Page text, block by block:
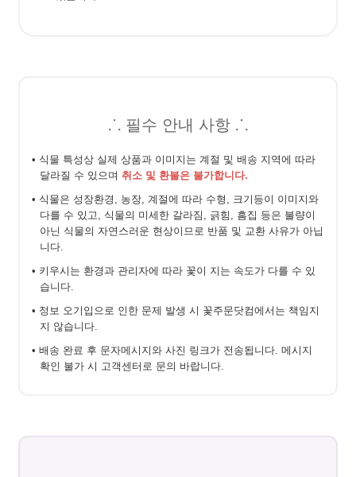
⸫ 필수 안내 사항 ⸫
• 식물 특성상 실제 상품과 이미지는 계절 및 배송 지역에 따라
달라질 수 있으며 취소 및 환불은 불가합니다.
• 식물은 성장환경, 농장, 계절에 따라 수형, 크기등이 이미지와
다를 수 있고, 식물의 미세한 갈라짐, 긁힘, 흠집 등은 불량이
아닌 식물의 자연스러운 현상이므로 반품 및 교환 사유가 아닙
니다.
• 키우시는 환경과 관리자에 따라 꽃이 지는 속도가 다를 수 있
습니다.
• 정보 오기입으로 인한 문제 발생 시 꽃주문닷컴에서는 책임지
지 않습니다.
• 배송 완료 후 문자메시지와 사진 링크가 전송됩니다. 메시지
확인 불가 시 고객센터로 문의 바랍니다.